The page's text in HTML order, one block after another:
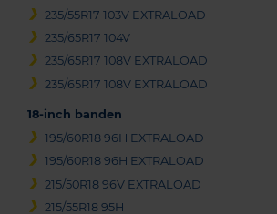
235/55R17 103V EXTRALOAD
235/65R17 104V
235/65R17 108V EXTRALOAD
235/65R17 108V EXTRALOAD
18-inch banden
195/60R18 96H EXTRALOAD
195/60R18 96H EXTRALOAD
215/50R18 96V EXTRALOAD
215/55R18 95H